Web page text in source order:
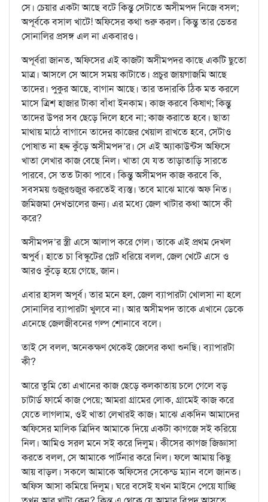
সে। চেয়ার একটা আছে বটে কিন্তু সেটাতে অসীমপদ নিজে বসল;
অপূর্বকে বসাল খাটে! অফিসের কথা শুরু করল। কিন্তু তার ভেতর
সোনালির প্রসঙ্গ এল না একবারও।
অপূর্বরা জানত, অফিসের এই কাজটা অসীমপদর কাছে একটি ছুতো
মাত্র। আসলে সে আসে সময় কাটাতে। প্রচুর জায়গাজমি আছে
তাদের। পুকুর আছে, বাগান আছে। তার তদারকি ঠিক মত করলে
মাসে ত্রিশ হাজার টাকা বাঁধা ইনকাম। কাজ করবে কিষাণ; কিন্তু
তাদের উপর সব ছেড়ে দিলে হবে না; কাজ করাতে হবে। ছাতা
মাথায় মাঠে বাগানে তাদের কাজের খেয়াল রাখতে হবে, সেটাও
পোষাত না হদ্দ কুঁড়ে অসীমপদ’র। সে এই অ্যাকাউন্টস অফিসে
খাতা লেখার কাজ বেছে নিল। খাতা যে যত তাড়াতাড়ি সারতে
পারবে, সে তত টাকা পাবে। কিন্তু অসীমপদ কাজ করবে কি,
সবসময় গুজুরগুজুর করতেই ব্যস্ত। তবে মাঝে মাঝে অফ নিত।
জমিজমা দেখভালের জন্য। এর মধ্যে জেল খাটার কথা আসে কী
করে?
অসীমপদ’র স্ত্রী এসে আলাপ করে গেল। তাকে এই প্রথম দেখল
অপুর্ব। হাতে চা বিস্কুটের প্লেট ধরিয়ে বলল, জেল খেটে এসে ও
আরও কুঁড়ে হয়ে গেছে, জান।
এবার হাসল অপূর্ব। তার মনে হল, জেল ব্যাপারটা খোলসা না হলে
সোনালির ব্যাপারটা খুলবে না। আর অসীমপদ তাকে এখানে ডেকে
এনেছে জেলজীবনের গল্প শোনাবে বলে।
তাই সে বলল, অনেকক্ষণ থেকেই জেলের কথা শুনছি। ব্যাপারটা
কী?
আরে তুমি তো এখানের কাজ ছেড়ে কলকাতায় চলে গেলে বড়
চাটার্ড ফার্মে কাজ পেয়ে; আমরা গ্রামের লোক, গ্রামেই কাজ করে
যেতে লাগলাম, ওই খাতা লেখারই কাজ। মাঝে একদিন আমাদের
অফিসের মালিক ত্রিদিব আমাকে দিয়ে একটা কাগজে সই করিয়ে
নিল। আমিও সরল মনে সই করে দিলুম। কীসের কাগজ জিজ্ঞাসা
করতে বলল, সে আমাকে পার্টনার করে নিল। ফলে আমায় কিছু
আয় বাড়ল। সকলে আমাকে অফিসের সেকেন্ড ম্যান বলে জানত।
অফিস আসা কমিয়ে দিলুম। ঘরে বসেই যখন মাইনে পেয়ে যাচ্ছি